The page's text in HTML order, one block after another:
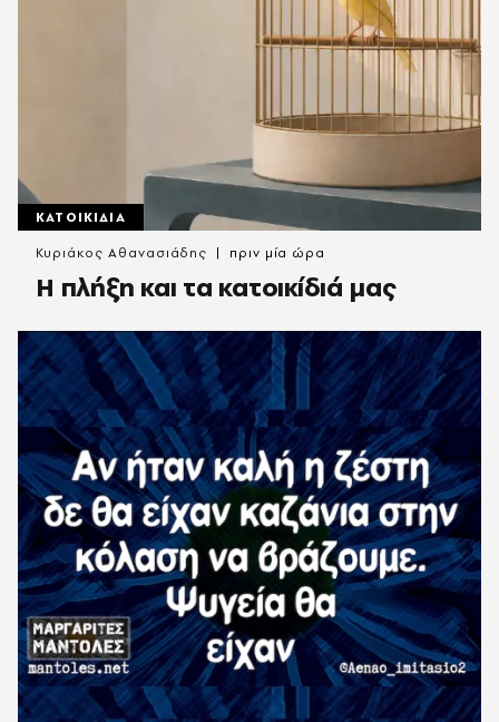
ΚΑΤΟΙΚΙΔΙΑ
Η πλήξη και τα κατοικίδιά μας
Κυριάκος Αθανασιάδης πριν μία ώρα